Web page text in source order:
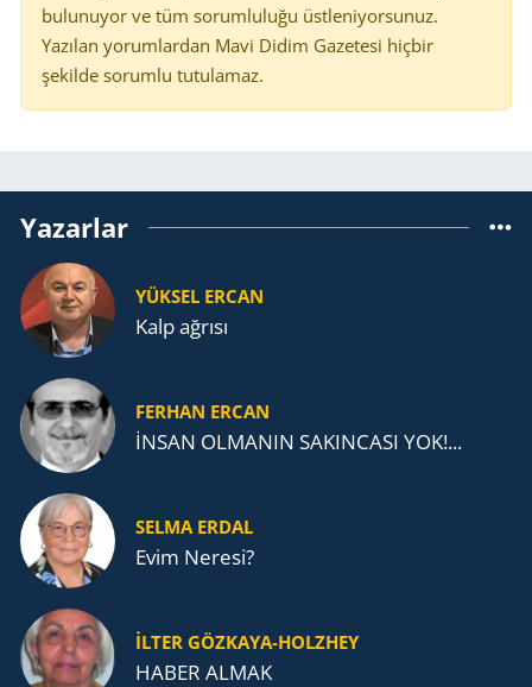
bulunuyor ve tüm sorumluluğu üstleniyorsunuz.
Yazılan yorumlardan Mavi Didim Gazetesi hiçbir
şekilde sorumlu tutulamaz.
Yazarlar
YÜKSEL ERCAN
Kalp ağrısı
FERHAN ERCAN
İNSAN OLMANIN SAKINCASI YOK!...
SELMA ERDAL
Evim Neresi?
İLTER GÖZKAYA-HOLZHEY
HABER ALMAK